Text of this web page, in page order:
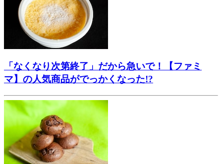
「なくなり次第終了」だから急いで！【ファミ
マ】の人気商品がでっかくなった!?